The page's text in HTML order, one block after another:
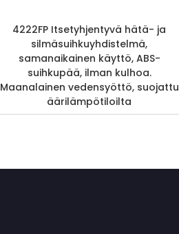
4222FP Itsetyhjentyvä hätä- ja
silmäsuihkuyhdistelmä,
samanaikainen käyttö, ABS-
suihkupää, ilman kulhoa.
Maanalainen vedensyöttö, suojattu
äärilämpötiloilta